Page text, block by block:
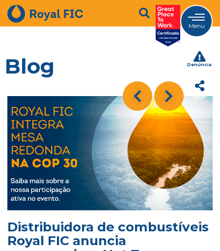
Menu
Denúncia
Blog
Distribuidora de combustíveis
Royal FIC anuncia